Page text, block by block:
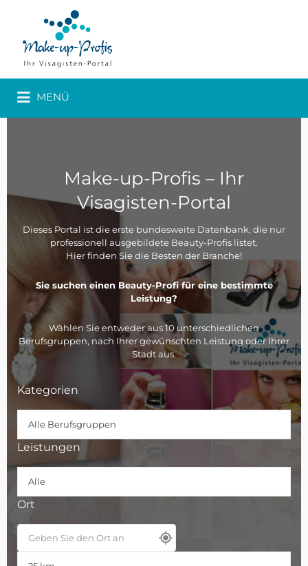
MENÜ
Make-up-Profis – Ihr
Visagisten-Portal
Dieses Portal ist die erste bundesweite Datenbank, die nur
professionell ausgebildete Beauty-Profis listet.
Hier finden Sie die Besten der Branche!
Sie suchen einen Beauty-Profi für eine bestimmte
Leistung?
Wählen Sie entweder aus 10 unterschiedlichen
Berufsgruppen, nach Ihrer gewünschten Leistung oder Ihrer
Stadt aus.
Kategorien
Leistungen
Ort